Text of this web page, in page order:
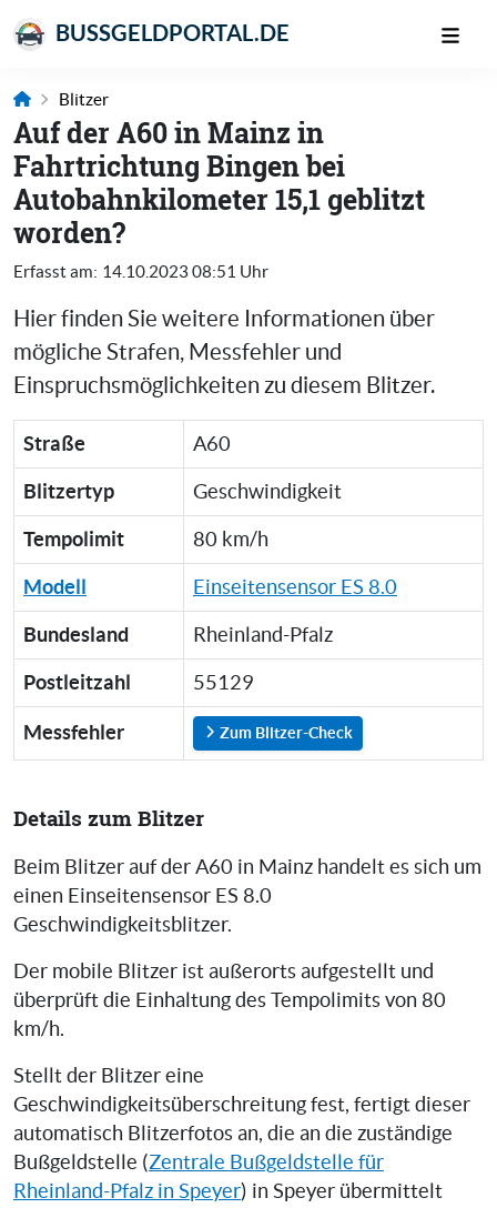
BUSSGELDPORTAL.DE
Blitzer
Auf der A60 in Mainz in
Fahrtrichtung Bingen bei
Autobahnkilometer 15,1 geblitzt
worden?
Erfasst am: 14.10.2023 08:51 Uhr
Hier finden Sie weitere Informationen über
mögliche Strafen, Messfehler und
Einspruchsmöglichkeiten zu diesem Blitzer.
Straße A60
Blitzertyp Geschwindigkeit
Tempolimit 80 km/h
Modell Einseitensensor ES 8.0
Bundesland Rheinland-Pfalz
Postleitzahl 55129
Messfehler Zum Blitzer-Check
Details zum Blitzer
Beim Blitzer auf der A60 in Mainz handelt es sich um
einen Einseitensensor ES 8.0
Geschwindigkeitsblitzer.
Der mobile Blitzer ist außerorts aufgestellt und
überprüft die Einhaltung des Tempolimits von 80
km/h.
Stellt der Blitzer eine
Geschwindigkeitsüberschreitung fest, fertigt dieser
automatisch Blitzerfotos an, die an die zuständige
Bußgeldstelle (Zentrale Bußgeldstelle für
Rheinland-Pfalz in Speyer) in Speyer übermittelt